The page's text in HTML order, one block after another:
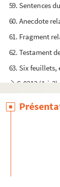
59. Sentences
60. Anecdote
61. Fragment
62. Testament
63. Six
C.0213 (1 à